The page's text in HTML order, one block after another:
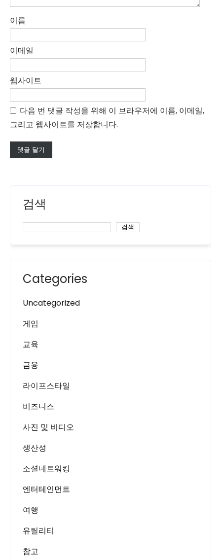
이름
이메일
웹사이트
다음 번 댓글 작성을 위해 이 브라우저에 이름, 이메일,
그리고 웹사이트를 저장합니다.
검색
검색
Categories
Uncategorized
게임
교육
금융
라이프스타일
비즈니스
사진 및 비디오
생산성
소셜네트워킹
엔터테인먼트
여행
유틸리티
참고